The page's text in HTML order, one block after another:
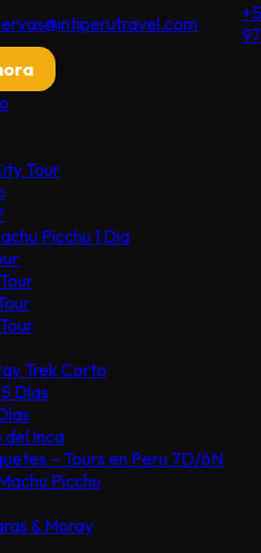
Tour​
Picchu 1 Dia
Trek Corto
Días
del Inca​
– Tours en Peru 7D/6N
Picchu​
& Moray